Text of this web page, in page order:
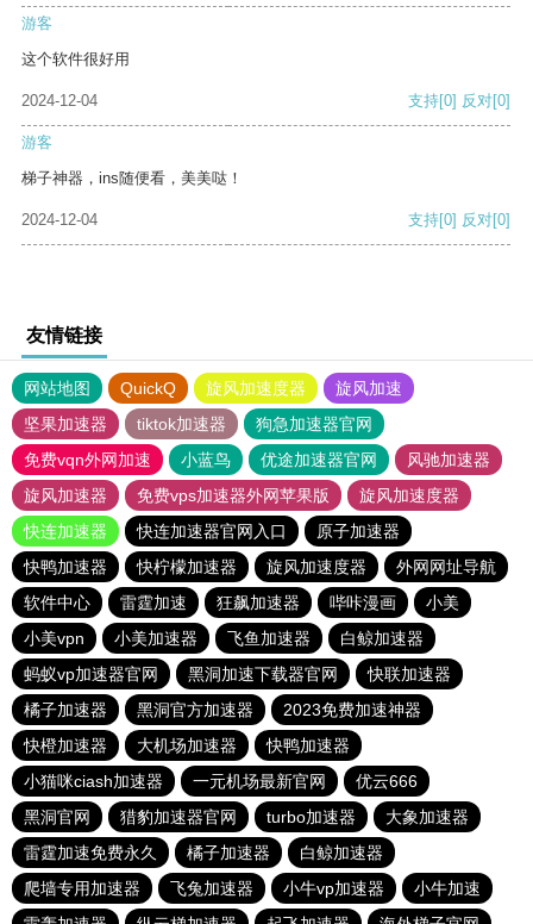
游客
这个软件很好用
2024-12-04 支持[0] 反对[0]
游客
梯子神器，ins随便看，美美哒！
2024-12-04 支持[0] 反对[0]
友情链接
网站地图 QuickQ 旋风加速度器
旋风加速
坚果加速器
tiktok加速器
狗急加速器官网
免费vqn外网加速
小蓝鸟 优途加速器官网
风驰加速器
旋风加速器
免费vps加速器外网苹果版
旋风加速度器
快连加速器
快连加速器官网入口
原子加速器
快鸭加速器
快柠檬加速器 旋风加速度器
外网网址导航
软件中心
雷霆加速 狂飙加速器 哔咔漫画
小美
小美vpn
小美加速器 飞鱼加速器
白鲸加速器
蚂蚁vp加速器官网
黑洞加速下载器官网
快联加速器
橘子加速器
黑洞官方加速器
2023免费加速神器
快橙加速器
大机场加速器
快鸭加速器
小猫咪ciash加速器
一元机场最新官网
优云666
黑洞官网
猎豹加速器官网 turbo加速器
大象加速器
雷霆加速免费永久
橘子加速器
白鲸加速器
爬墙专用加速器
飞兔加速器 小牛vp加速器
小牛加速